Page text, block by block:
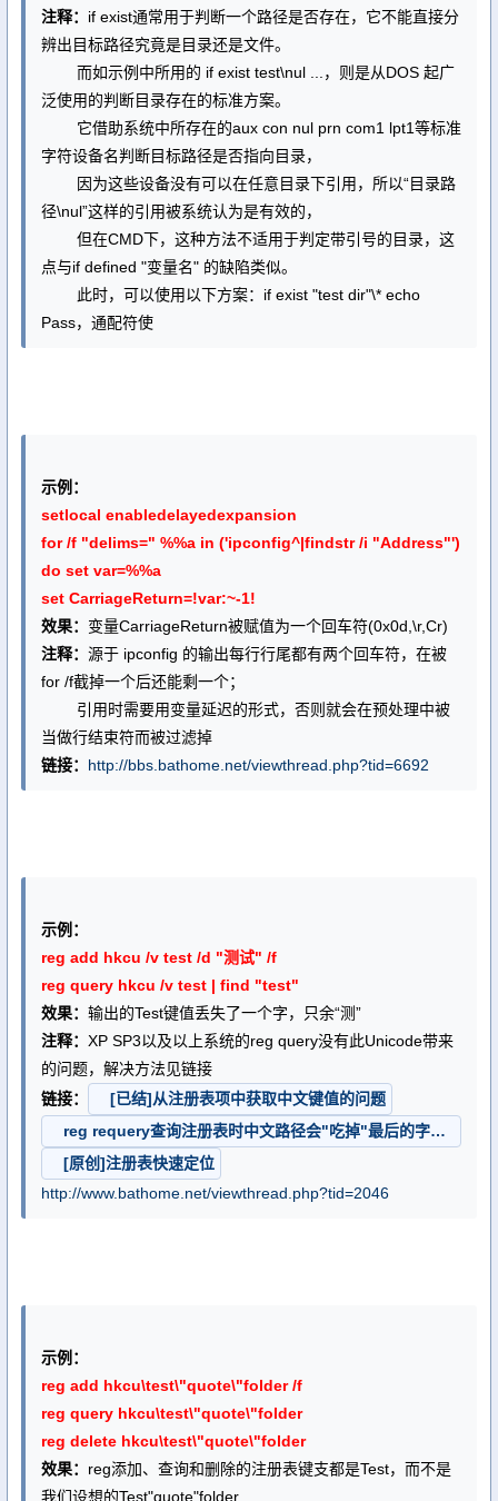
注释： if exist通常用于判断一个路径是否存在，它不能直接分
辨出目标路径究竟是目录还是文件。
而如示例中所用的 if exist test\nul ...，则是从DOS 起广
泛使用的判断目录存在的标准方案。
它借助系统中所存在的aux con nul prn com1 lpt1等标准
字符设备名判断目标路径是否指向目录，
因为这些设备没有可以在任意目录下引用，所以“目录路
径\nul”这样的引用被系统认为是有效的，
但在CMD下，这种方法不适用于判定带引号的目录，这
点与if defined "变量名" 的缺陷类似。
此时，可以使用以下方案：if exist "test dir"\* echo
Pass，通配符使
示例：
setlocal enabledelayedexpansion
for /f "delims=" %%a in ('ipconfig^|findstr /i "Address"')
do set var=%%a
set CarriageReturn=!var:~-1!
效果： 变量CarriageReturn被赋值为一个回车符(0x0d,\r,Cr)
注释： 源于 ipconfig 的输出每行行尾都有两个回车符，在被
for /f截掉一个后还能剩一个；
引用时需要用变量延迟的形式，否则就会在预处理中被
当做行结束符而被过滤掉
链接： http://bbs.bathome.net/viewthread.php?tid=6692
示例：
reg add hkcu /v test /d "测试" /f
reg query hkcu /v test | find "test"
效果： 输出的Test键值丢失了一个字，只余“测”
注释： XP SP3以及以上系统的reg query没有此Unicode带来
的问题，解决方法见链接
链接：
[已结]从注册表项中获取中文键值的问题
reg requery查询注册表时中文路径会"吃掉"最后的字符？
[原创]注册表快速定位
http://www.bathome.net/viewthread.php?tid=2046
示例：
reg add hkcu\test\"quote\"folder /f
reg query hkcu\test\"quote\"folder
reg delete hkcu\test\"quote\"folder
效果： reg添加、查询和删除的注册表键支都是Test，而不是
我们设想的Test"quote"folder